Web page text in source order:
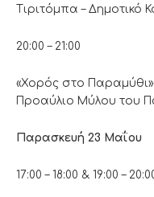
Τιριτόμπα – Δημοτικό
20:00 – 21:00
«Χορός στο
Προαύλιο Μύλου του
Παρασκευή 23 Μαΐου
17:00 – 18:00 & 19:00 –